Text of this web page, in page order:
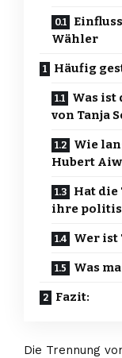
Wähler
Häufig
Was ist
von Tanja
Wie
Hubert
Hat
ihre
Wer ist
Was
Fazit:
Die Trennung